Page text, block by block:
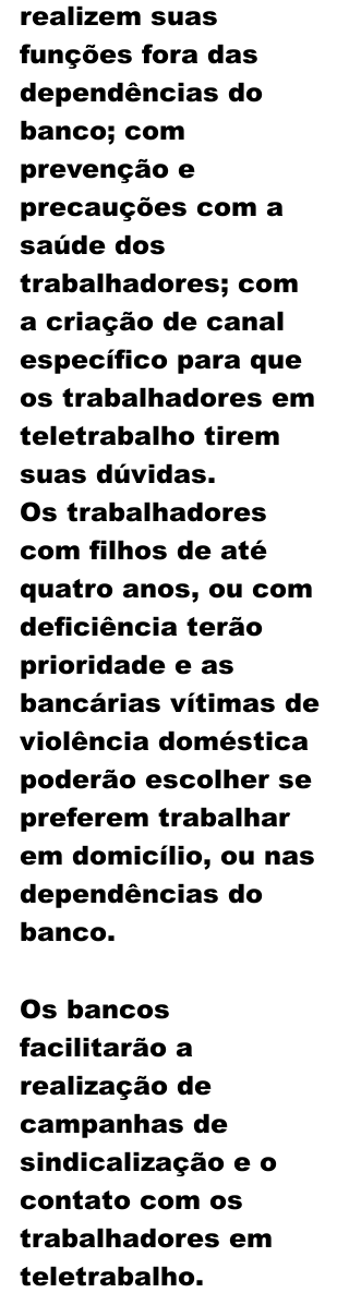
realizem suas
funções fora das
dependências do
banco; com
prevenção e
precauções com a
saúde dos
trabalhadores; com
a criação de canal
específico para que
os trabalhadores em
teletrabalho tirem
suas dúvidas.
Os trabalhadores
com filhos de até
quatro anos, ou com
deficiência terão
prioridade e as
bancárias vítimas de
violência doméstica
poderão escolher se
preferem trabalhar
em domicílio, ou nas
dependências do
banco.
Os bancos
facilitarão a
realização de
campanhas de
sindicalização e o
contato com os
trabalhadores em
teletrabalho.